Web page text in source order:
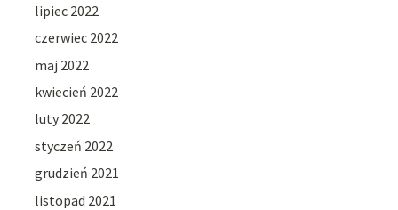
lipiec 2022
czerwiec 2022
maj 2022
kwiecień 2022
luty 2022
styczeń 2022
grudzień 2021
listopad 2021